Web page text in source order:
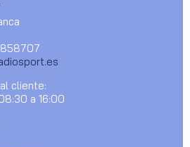
cliente:
a 16:00